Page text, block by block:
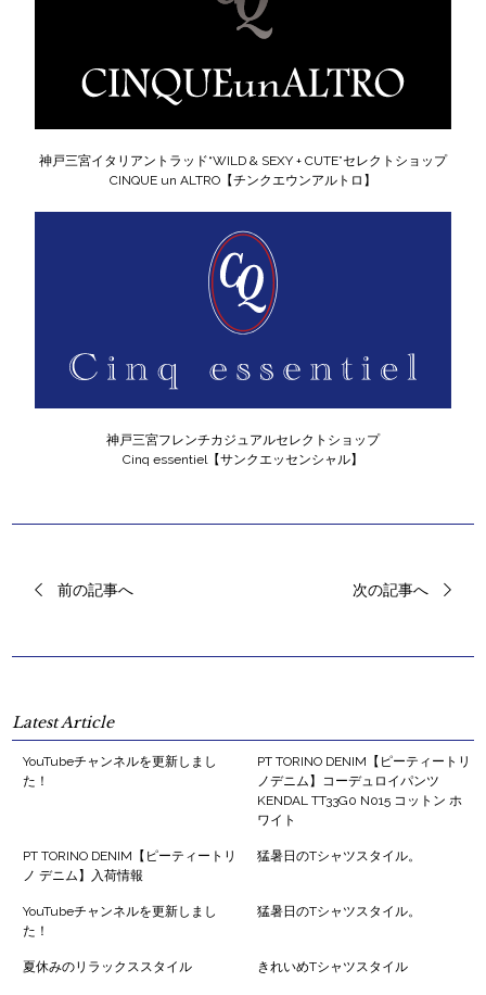
神戸三宮イタリアントラッド“WILD & SEXY + CUTE”セレクトショップ
CINQUE un ALTRO【チンクエウンアルトロ】
神戸三宮フレンチカジュアルセレクトショップ
Cinq essentiel【サンクエッセンシャル】
前の記事へ 次の記事へ
Latest Article
YouTubeチャンネルを更新しまし
た！
PT TORINO DENIM【ピーティートリ
ノデニム】コーデュロイパンツ
KENDAL TT33G0 N015 コットン ホ
ワイト
PT TORINO DENIM【ピーティートリ
ノ デニム】入荷情報
猛暑日のTシャツスタイル。
YouTubeチャンネルを更新しまし
た！
猛暑日のTシャツスタイル。
夏休みのリラックススタイル きれいめTシャツスタイル